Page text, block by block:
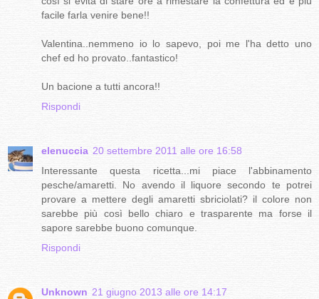
facile farla venire bene!!
Valentina..nemmeno io lo sapevo, poi me l'ha detto uno
chef ed ho provato..fantastico!
Un bacione a tutti ancora!!
Rispondi
elenuccia 20 settembre 2011 alle ore 16:58
Interessante questa ricetta...mi piace l'abbinamento
pesche/amaretti. No avendo il liquore secondo te potrei
provare a mettere degli amaretti sbriciolati? il colore non
sarebbe più così bello chiaro e trasparente ma forse il
sapore sarebbe buono comunque.
Rispondi
Unknown 21 giugno 2013 alle ore 14:17